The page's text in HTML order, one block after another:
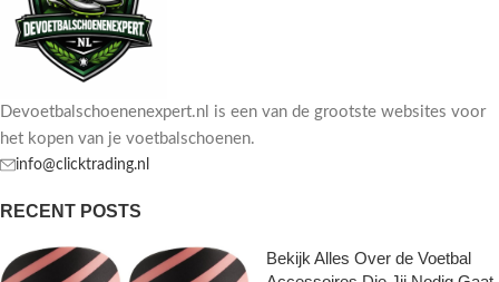
Devoetbalschoenenexpert.nl is een van de grootste websites voor
het kopen van je voetbalschoenen.
info@clicktrading.nl
RECENT POSTS
Bekijk Alles Over de Voetbal